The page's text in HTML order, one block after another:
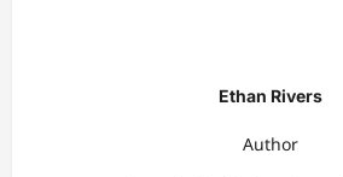
Ethan Rivers
Author